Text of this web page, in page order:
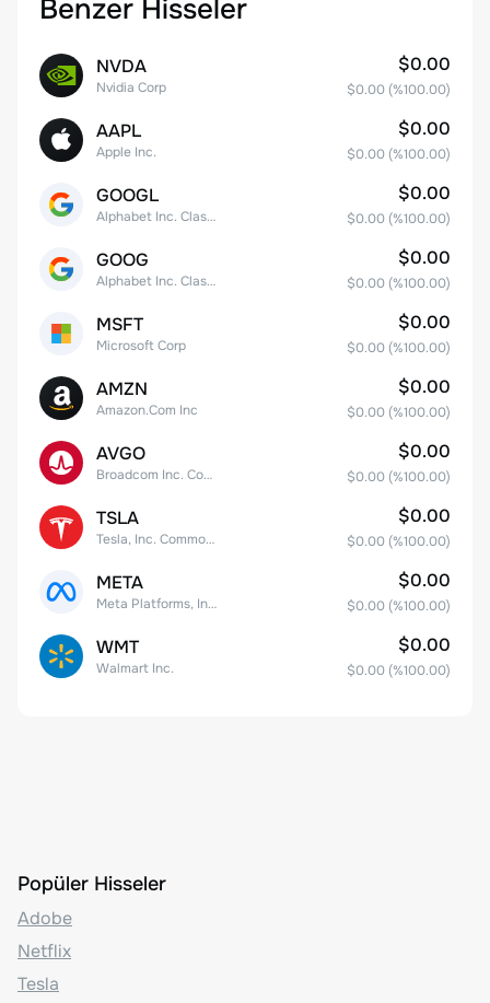
Benzer Hisseler
NVDA
Nvidia Corp
$0.00
$0.00 (%100.00)
AAPL
Apple Inc.
$0.00
$0.00 (%100.00)
GOOGL
Alphabet Inc. Class A Common Stock
$0.00
$0.00 (%100.00)
GOOG
Alphabet Inc. Class C Capital Stock
$0.00
$0.00 (%100.00)
MSFT
Microsoft Corp
$0.00
$0.00 (%100.00)
AMZN
Amazon.Com Inc
$0.00
$0.00 (%100.00)
AVGO
Broadcom Inc. Common Stock
$0.00
$0.00 (%100.00)
TSLA
Tesla, Inc. Common Stock
$0.00
$0.00 (%100.00)
META
Meta Platforms, Inc. Class A Common Stock
$0.00
$0.00 (%100.00)
WMT
Walmart Inc.
$0.00
$0.00 (%100.00)
Popüler Hisseler
Adobe
Netflix
Tesla